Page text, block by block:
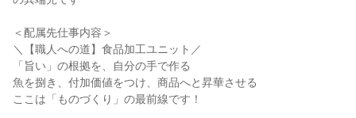
＜配属先仕事内容＞
＼【職人への道】食品加工ユニット／
「旨い」の根拠を、自分の手で作る
魚を捌き、付加価値をつけ、商品へと昇華させる
ここは「ものづくり」の最前線です！